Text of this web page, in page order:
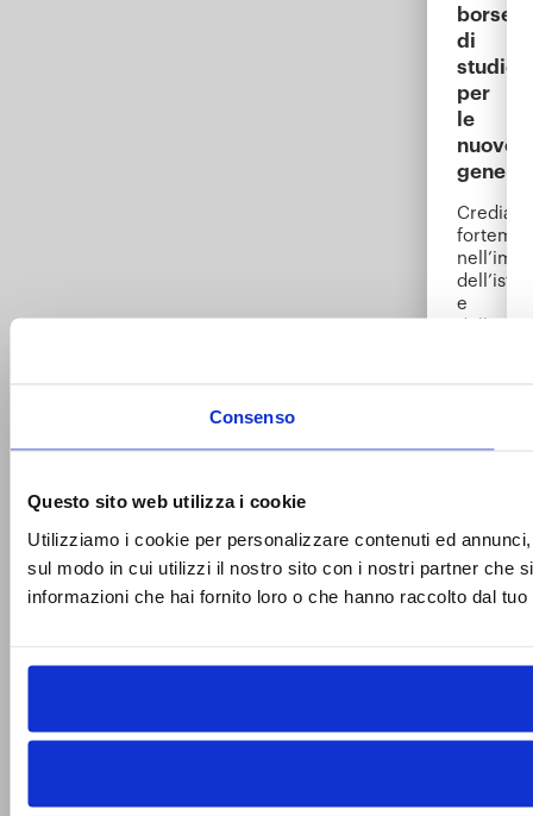
Consenso
Questo sito web utilizza i cookie
Utilizziamo i cookie per personalizzare contenuti ed
sul modo in cui utilizzi il nostro sito con i nostri partner che
informazioni che hai fornito loro o che hanno raccolto dal
borse
di
studio
per
le
nuove
e
abbiamo
creato
un
borse
per